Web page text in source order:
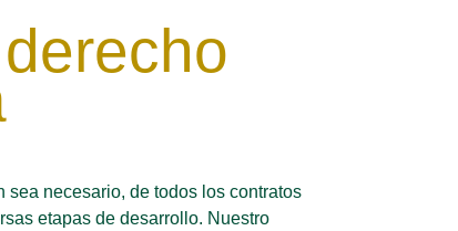
necesario, de todos los contratos
etapas de desarrollo. Nuestro